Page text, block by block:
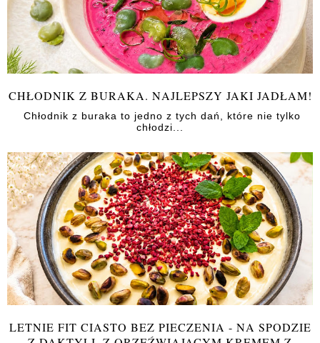
CHŁODNIK Z BURAKA. NAJLEPSZY JAKI JADŁAM!
Chłodnik z buraka to jedno z tych dań, które nie tylko
chłodzi...
LETNIE FIT CIASTO BEZ PIECZENIA - NA SPODZIE